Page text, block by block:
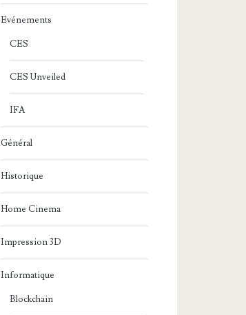
Evénements
CES
CES Unveiled
IFA
Général
Historique
Home Cinema
Impression 3D
Informatique
Blockchain